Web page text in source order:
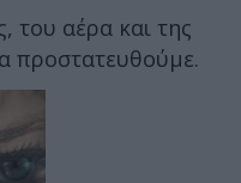
του αέρα και της
προστατευθούμε.